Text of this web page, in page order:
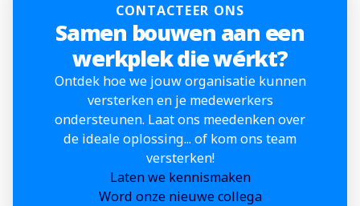
CONTACTEER ONS
Samen bouwen aan een
werkplek die wérkt?
Ontdek hoe we jouw organisatie kunnen
versterken en je medewerkers
ondersteunen. Laat ons meedenken over
de ideale oplossing... of kom ons team
versterken!
Laten we kennismaken
Word onze nieuwe collega